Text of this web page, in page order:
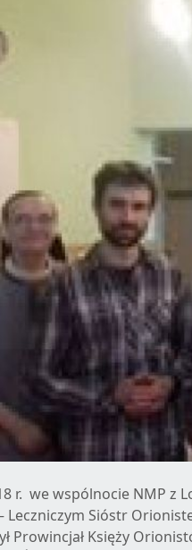
r. we wspólnocie NMP z
Leczniczym Sióstr
Prowincjał Księży